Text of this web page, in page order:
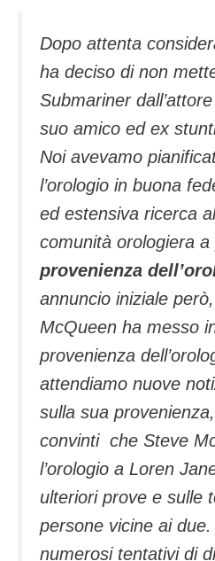
Dopo attenta
ha deciso di non
Submariner
suo amico ed ex
Noi avevamo
l’orologio in buona
ed estensiva ricerca
comunità orologiera
provenienza
annuncio iniziale
McQueen ha messo
provenienza
attendiamo nuove
sulla sua
convinti che Steve
l’orologio a Loren
ulteriori prove e sulle
persone vicine ai
numerosi tentativi di